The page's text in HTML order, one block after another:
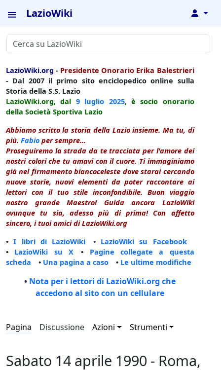
LazioWiki ↓
LazioWiki.org - Presidente Onorario Erika Balestrieri
- Dal 2007 il primo sito enciclopedico online sulla
Storia della S.S. Lazio
LazioWiki.org, dal 9 luglio 2025, è socio onorario
della Società Sportiva Lazio
Abbiamo scritto la storia della Lazio insieme. Ma tu, di
più. Fabio per sempre...
Proseguiremo la strada da te tracciata per l'amore dei
nostri colori che tu amavi con il cuore. Ti immaginiamo
già nel firmamento biancoceleste dove starai cercando
nuove storie, nuovi elementi da poter raccontare ai
lettori con il tuo stile inconfondibile. Buon viaggio
nostro grande Maestro! Guida ancora LazioWiki
ovunque tu sia, adesso più di prima! Con affetto
sincero, i tuoi amici di LazioWiki.org
•I libri di LazioWiki • LazioWiki su Facebook
• LazioWiki su X • Pagine collegate a questa
scheda • Una pagina a caso • Le ultime modifiche
• Nota per i lettori di LazioWiki.org che
accedono al sito con un cellulare
Pagina Discussione Azioni Strumenti
Sabato 14 aprile 1990 - Roma,